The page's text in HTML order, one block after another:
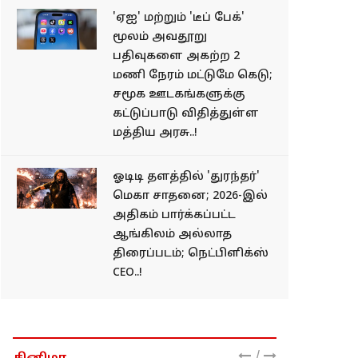
'ஏஐ' மற்றும் 'டீப் பேக்'
மூலம் அவதூறு
பதிவுகளை அகற்ற 2
மணி நேரம் மட்டுமே கெடு;
சமூக ஊடகங்களுக்கு
கட்டுப்பாடு விதித்துள்ள
மத்திய அரசு..!
ஓடிடி தளத்தில் 'துரந்தர்'
மெகா சாதனை; 2026-இல்
அதிகம் பார்க்கப்பட்ட
ஆங்கிலம் அல்லாத
திரைப்படம்; நெட்பிளிக்ஸ்
CEO..!